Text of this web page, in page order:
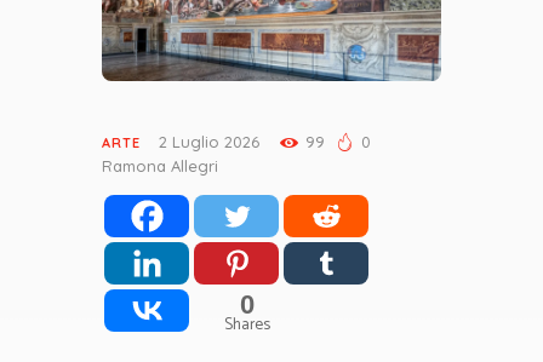
ARTE 2 Luglio 2026 99
0
Ramona Allegri
0
Shares